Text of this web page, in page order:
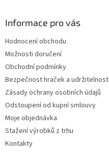
Informace pro vás
Hodnocení obchodu
Možnosti doručení
Obchodní podmínky
Bezpečnost hraček a udržitelnost
Zásady ochrany osobních údajů
Odstoupení od kupní smlouvy
Moje objednávka
Stažení výrobků z trhu
Kontakty